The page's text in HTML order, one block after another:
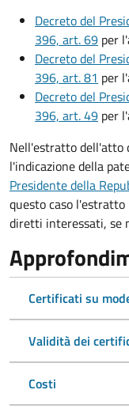
Decreto del
396, art. 69 per
Decreto del
396, art. 81 per
Decreto del
396, art. 49 per
Nell'estratto dell'atto
l'indicazione della
Presidente della
questo caso
diretti interessati, se
Certificati su
Validità dei
Costi